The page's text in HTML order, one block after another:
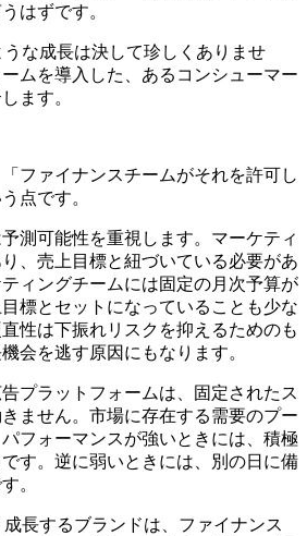
はずです。
な成長は決して珍しくありませ
ムを導入した、あるコンシューマー
ます。
ファイナンスチームがそれを許可し
点です。
測可能性を重視します。マーケティ
、売上目標と紐づいている必要があ
ィングチームには固定の月次予算が
標とセットになっていることも少な
性は下振れリスクを抑えるためのも
会を逃す原因にもなります。
プラットフォームは、固定されたス
ません。市場に存在する需要のプー
フォーマンスが強いときには、積極
す。逆に弱いときには、別の日に備
。
長するブランドは、ファイナンス